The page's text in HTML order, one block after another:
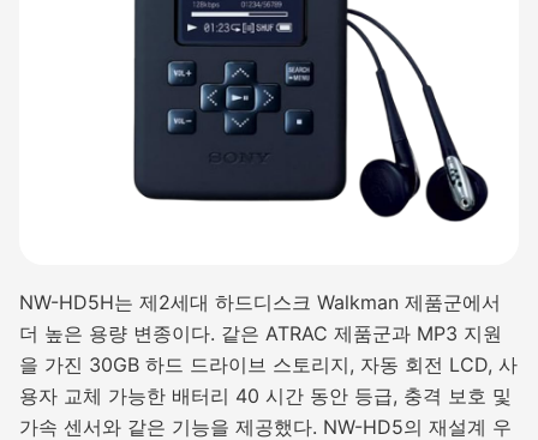
NW-HD5H는 제2세대 하드디스크 Walkman 제품군에서
더 높은 용량 변종이다. 같은 ATRAC 제품군과 MP3 지원
을 가진 30GB 하드 드라이브 스토리지, 자동 회전 LCD, 사
용자 교체 가능한 배터리 40 시간 동안 등급, 충격 보호 및
가속 센서와 같은 기능을 제공했다. NW-HD5의 재설계 우